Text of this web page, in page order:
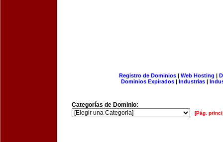
Registro de Dominios| Web Hosting |
Dominios Expirados | Industrias |
Categorías de Dominio:
[Pág.